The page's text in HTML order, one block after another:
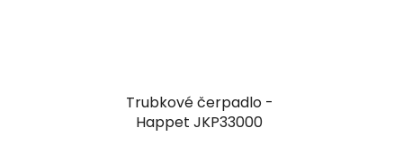
Trubkové čerpadlo -
Happet JKP33000